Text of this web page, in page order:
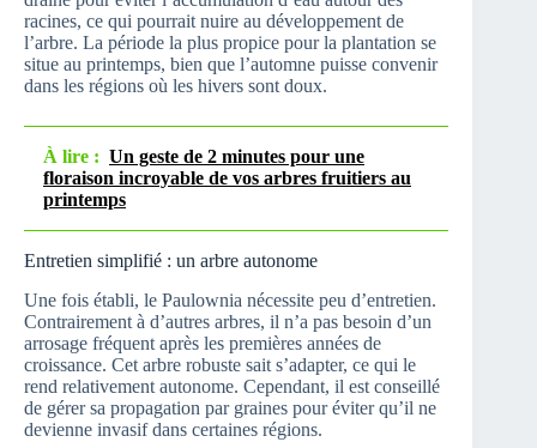
racines, ce qui pourrait nuire au développement de
l’arbre. La période la plus propice pour la plantation se
situe au printemps, bien que l’automne puisse convenir
dans les régions où les hivers sont doux.
À lire : Un geste de 2 minutes pour une
floraison incroyable de vos arbres fruitiers au
printemps
Entretien simplifié : un arbre autonome
Une fois établi, le Paulownia nécessite peu d’entretien.
Contrairement à d’autres arbres, il n’a pas besoin d’un
arrosage fréquent après les premières années de
croissance. Cet arbre robuste sait s’adapter, ce qui le
rend relativement autonome. Cependant, il est conseillé
de gérer sa propagation par graines pour éviter qu’il ne
devienne invasif dans certaines régions.